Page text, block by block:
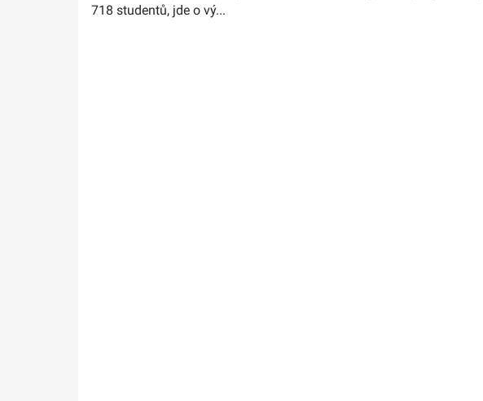
718 studentů, jde o vý...